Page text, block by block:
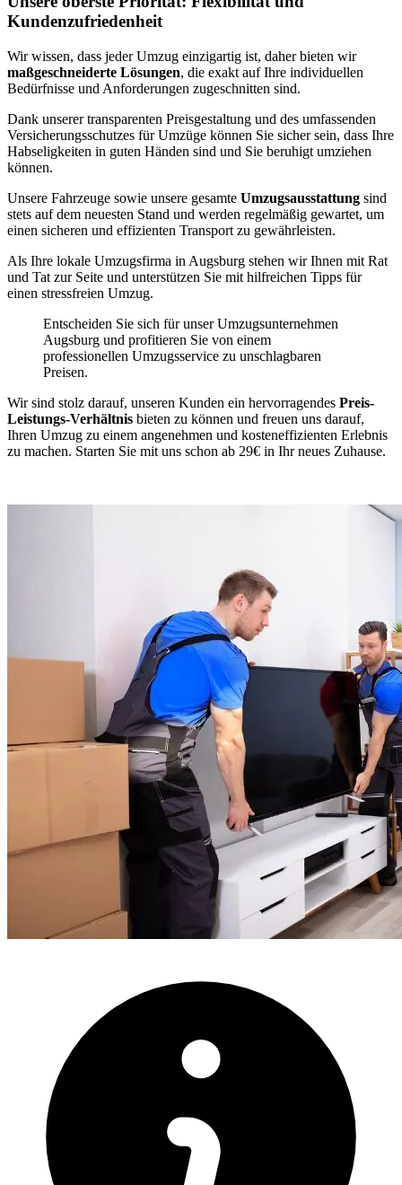
Kundenzufriedenheit
Wir wissen, dass jeder Umzug einzigartig ist, daher bieten wir
maßgeschneiderte Lösungen, die exakt auf Ihre individuellen
Bedürfnisse und Anforderungen zugeschnitten sind.
Dank unserer transparenten Preisgestaltung und des umfassenden
Versicherungsschutzes für Umzüge können Sie sicher sein, dass Ihre
Habseligkeiten in guten Händen sind und Sie beruhigt umziehen
können.
Unsere Fahrzeuge sowie unsere gesamte Umzugsausstattung sind
stets auf dem neuesten Stand und werden regelmäßig gewartet, um
einen sicheren und effizienten Transport zu gewährleisten.
Als Ihre lokale Umzugsfirma in Augsburg stehen wir Ihnen mit Rat
und Tat zur Seite und unterstützen Sie mit hilfreichen Tipps für
einen stressfreien Umzug.
Entscheiden Sie sich für unser Umzugsunternehmen
Augsburg und profitieren Sie von einem
professionellen Umzugsservice zu unschlagbaren
Preisen.
Wir sind stolz darauf, unseren Kunden ein hervorragendes Preis-
Leistungs-Verhältnis bieten zu können und freuen uns darauf,
Ihren Umzug zu einem angenehmen und kosteneffizienten Erlebnis
zu machen. Starten Sie mit uns schon ab 29€ in Ihr neues Zuhause.